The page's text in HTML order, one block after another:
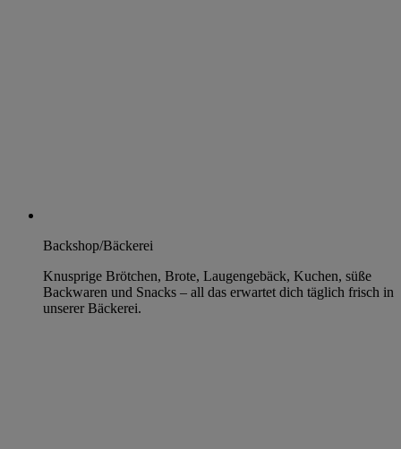
Backshop/Bäckerei
Knusprige Brötchen, Brote, Laugengebäck, Kuchen, süße
Backwaren und Snacks – all das erwartet dich täglich frisch in
unserer Bäckerei.